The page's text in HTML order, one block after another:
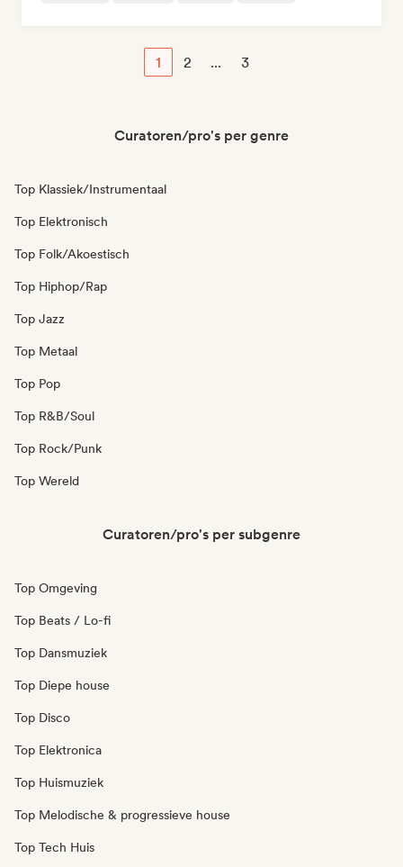
1 2 ... 3
Curatoren/pro's per genre
Top Klassiek/Instrumentaal
Top Elektronisch
Top Folk/Akoestisch
Top Hiphop/Rap
Top Jazz
Top Metaal
Top Pop
Top R&B/Soul
Top Rock/Punk
Top Wereld
Curatoren/pro's per subgenre
Top Omgeving
Top Beats / Lo-fi
Top Dansmuziek
Top Diepe house
Top Disco
Top Elektronica
Top Huismuziek
Top Melodische & progressieve house
Top Tech Huis